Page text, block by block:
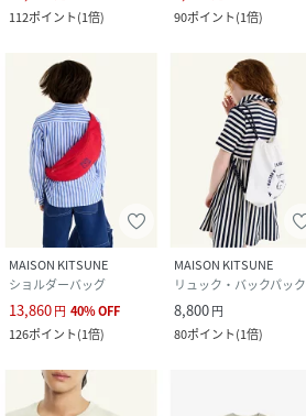
112ポイント(1倍)
90ポイント(1倍)
MAISON KITSUNE
ショルダーバッグ
13,860円 40%OFF
126ポイント(1倍)
MAISON KITSUNE
リュック・バックパック
8,800円
80ポイント(1倍)